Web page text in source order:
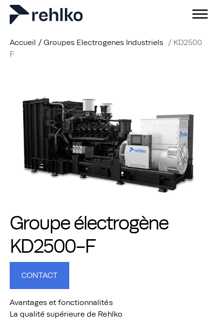
Accueil / Groupes Electrogenes Industriels / KD2500
F
Groupe électrogène
KD2500-F
CONTACT
Avantages et fonctionnalités
La qualité supérieure de Rehlko